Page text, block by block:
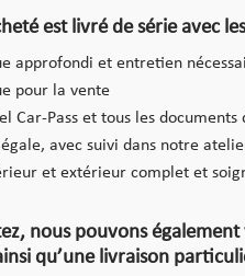
est livré de série avec
approfondi et entretien
pour la vente
Car-Pass et tous les documents
avec suivi dans notre
et extérieur complet et
nous pouvons
qu’une livraison